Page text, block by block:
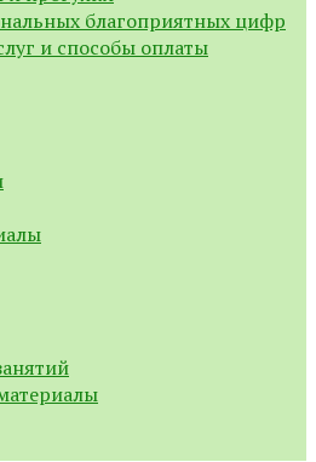
благоприятных цифр
и способы оплаты